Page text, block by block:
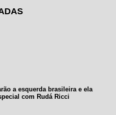
a esquerda brasileira e ela
com Rudá Ricci